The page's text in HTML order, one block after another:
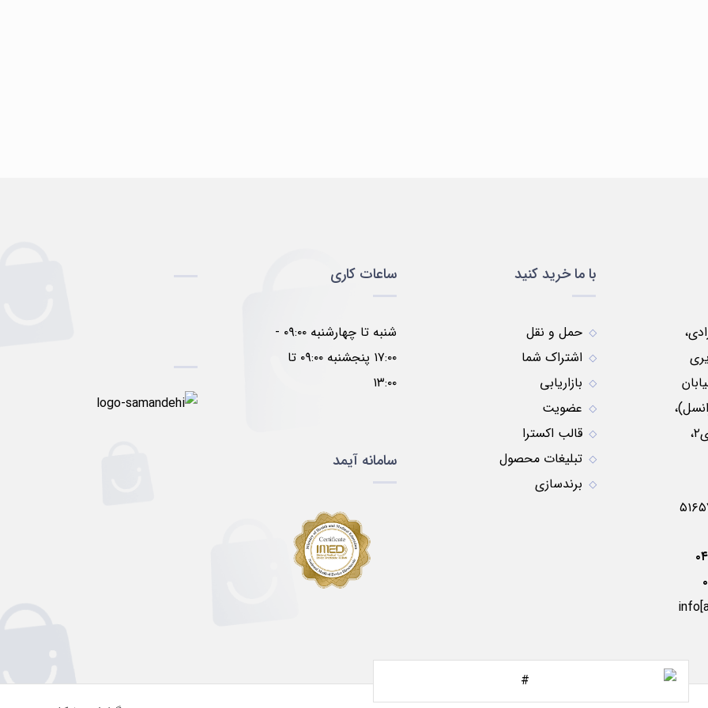
نبش کوچه موسوی۲،
با ما خرید کنید
حمل و نقل
اشتراک شما
بازاریابی
عضویت
قالب اکسترا
تبلیغات محصول
برندسازی
ساعات کاری
شنبه تا چهارشنبه ۰۹:۰۰ -
۱۷:۰۰ پنجشنبه ۰۹:۰۰ تا
۱۳:۰۰
سامانه آیمد